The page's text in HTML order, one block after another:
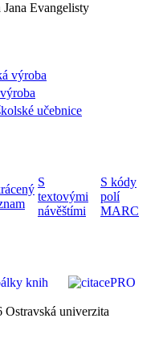
Evangelisty
výroba
učebnice
S
textovými
návěštími
S kódy
polí
MARC
univerzita